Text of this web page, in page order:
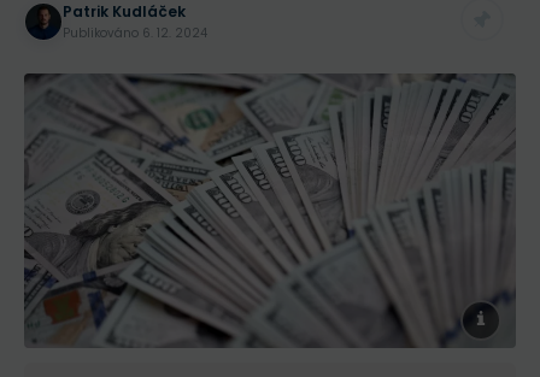
Patrik Kudláček
Publikováno 6. 12. 2024